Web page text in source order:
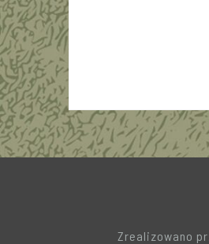
Zrealizowano